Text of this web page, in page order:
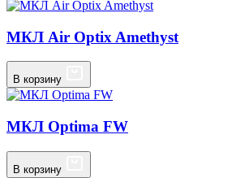
МКЛ Аir Optix Amethyst
В корзину
МКЛ Optima FW
В корзину